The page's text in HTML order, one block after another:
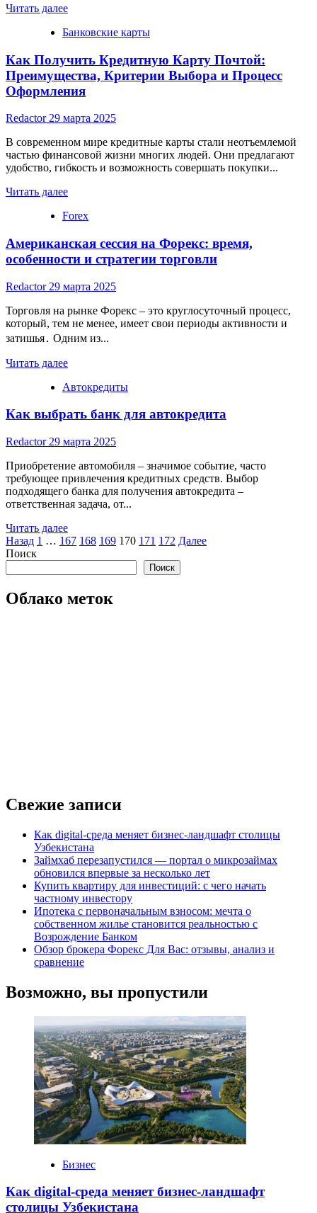
Читать далееRead
about
в
Новосибирске
с
Альфа-
выгодные
и
программы
Банковские карты
Как Получить Кредитную Карту Почтой:
Преимущества, Критерии Выбора и Процесс
Оформления
Redactor 29 марта 2025
В современном мире кредитные карты стали неотъемлемой
частью финансовой жизни многих людей. Они предлагают
удобство, гибкость и возможность совершать покупки...
Читать далееRead
about
Получить
Кредитную
Карту
Почтой:
Преимущества,
Критерии
Выбора
и
Процесс
Forex
Американская сессия на Форекс: время,
особенности и стратегии торговли
Redactor 29 марта 2025
Торговля на рынке Форекс – это круглосуточный процесс,
который, тем не менее, имеет свои периоды активности и
затишья․ Одним из...
Читать далееRead
about
сессия
Форекс:
время,
особенности
и
стратегии
торговли
Автокредиты
Как выбрать банк для автокредита
Redactor 29 марта 2025
Приобретение автомобиля – значимое событие, часто
требующее привлечения кредитных средств. Выбор
подходящего банка для получения автокредита –
ответственная задача, от...
Читать далееRead
more
выбрать
для
Пагинация
записей
Назад 1 … 167 168 169 170 171 172 Далее
Поиск
Поиск
Облако меток
Свежие записи
Как digital-среда меняет бизнес-ландшафт столицы
Узбекистана
Займхаб перезапустился — портал о микрозаймах
обновился впервые за несколько лет
Купить квартиру для инвестиций: с чего начать
частному инвестору
Ипотека с первоначальным взносом: мечта о
собственном жилье становится реальностью с
Возрождение Банком
Обзор брокера Форекс Для Вас: отзывы, анализ и
сравнение
Возможно, вы пропустили
Бизнес
Как digital-среда меняет бизнес-ландшафт
столицы Узбекистана